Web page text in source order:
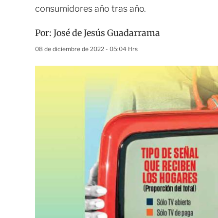
consumidores año tras año.
Por: José de Jesús Guadarrama
08 de diciembre de 2022 - 05:04 Hrs